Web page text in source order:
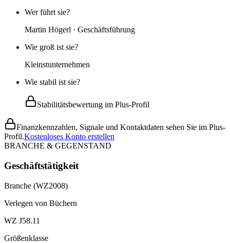
Wer führt sie?
Martin Högerl · Geschäftsführung
Wie groß ist sie?
Kleinstunternehmen
Wie stabil ist sie?
Stabilitätsbewertung im Plus-Profil
Finanzkennzahlen, Signale und Kontaktdaten sehen Sie im Plus-
Profil.Kostenloses Konto erstellen
BRANCHE & GEGENSTAND
Geschäftstätigkeit
Branche (WZ2008)
Verlegen von Büchern
WZ J58.11
Größenklasse